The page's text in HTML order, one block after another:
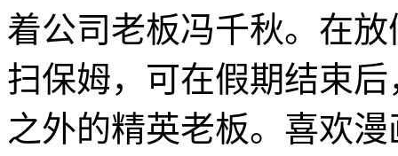
着公司老板冯千秋。在
扫保姆，可在假期结束
之外的精英老板。喜欢